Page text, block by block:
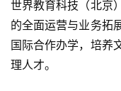
世界教育科技（北京
的全面运营与业务拓
国际合作办学，培养
理人才。